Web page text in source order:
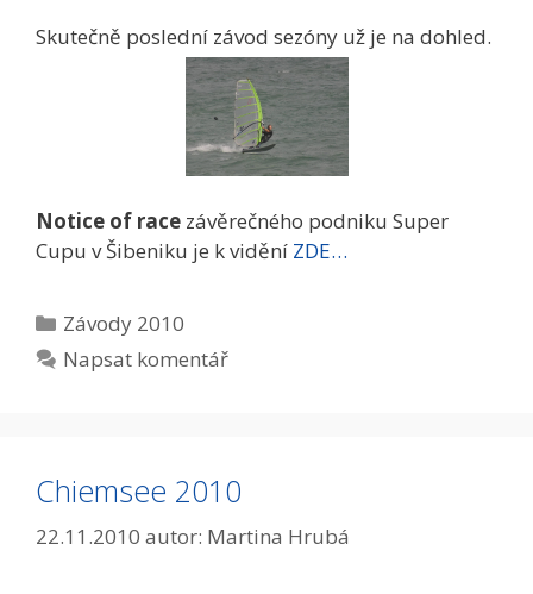
Skutečně poslední závod sezóny už je na dohled.
Notice of race závěrečného podniku Super
Cupu v Šibeniku je k vidění ZDE…
Rubriky
Závody 2010
Napsat komentář
Chiemsee 2010
22.11.2010 autor: Martina Hrubá